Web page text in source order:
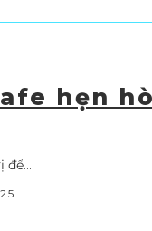
hẹn
để...